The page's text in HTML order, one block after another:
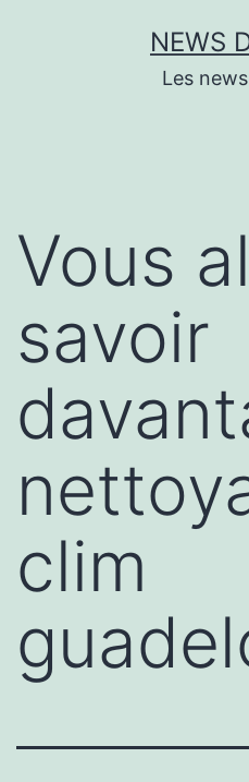
NEWS
Les
Vous
savoir
clim